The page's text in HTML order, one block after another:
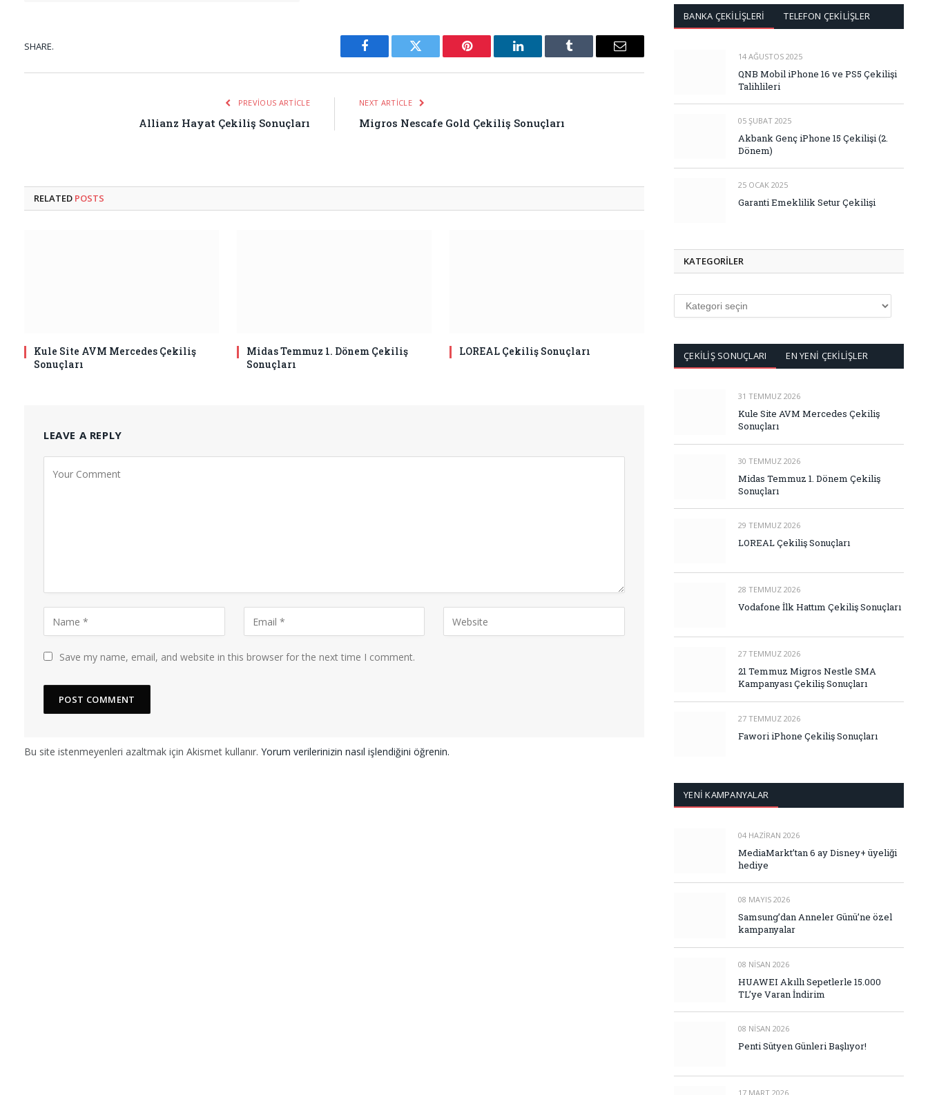
SHARE.
Facebook Twitter Pinterest LinkedIn Tumblr Email
PREVIOUS ARTICLE
Allianz Hayat Çekiliş Sonuçları
NEXT ARTICLE
Migros Nescafe Gold Çekiliş Sonuçları
RELATED POSTS
Kule Site AVM Mercedes Çekiliş
Sonuçları
Midas Temmuz 1. Dönem Çekiliş
Sonuçları
LOREAL Çekiliş Sonuçları
LEAVE A REPLY
Save my name, email, and website in this browser for the next time I comment.
Bu site istenmeyenleri azaltmak için Akismet kullanır. Yorum verilerinizin nasıl işlendiğini öğrenin.
BANKA ÇEKİLİŞLERİ TELEFON ÇEKİLİŞLER
14 AĞUSTOS 2025
QNB Mobil iPhone 16 ve PS5 Çekilişi
Talihlileri
05 ŞUBAT 2025
Akbank Genç iPhone 15 Çekilişi (2.
Dönem)
25 OCAK 2025
Garanti Emeklilik Setur Çekilişi
KATEGORİLER
KATEGORİLER
ÇEKİLİŞ SONUÇLARI EN YENİ ÇEKİLİŞLER
31 TEMMUZ 2026
Kule Site AVM Mercedes Çekiliş
Sonuçları
30 TEMMUZ 2026
Midas Temmuz 1. Dönem Çekiliş
Sonuçları
29 TEMMUZ 2026
LOREAL Çekiliş Sonuçları
28 TEMMUZ 2026
Vodafone İlk Hattım Çekiliş Sonuçları
27 TEMMUZ 2026
21 Temmuz Migros Nestle SMA
Kampanyası Çekiliş Sonuçları
27 TEMMUZ 2026
Fawori iPhone Çekiliş Sonuçları
YENİ KAMPANYALAR
04 HAZIRAN 2026
MediaMarkt’tan 6 ay Disney+ üyeliği
hediye
08 MAYIS 2026
Samsung’dan Anneler Günü’ne özel
kampanyalar
08 NISAN 2026
HUAWEI Akıllı Sepetlerle 15.000
TL’ye Varan İndirim
08 NISAN 2026
Penti Sütyen Günleri Başlıyor!
17 MART 2026